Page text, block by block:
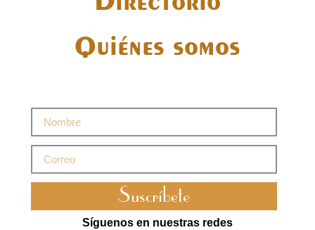
Quiénes somos
Suscríbete
Síguenos en nuestras redes